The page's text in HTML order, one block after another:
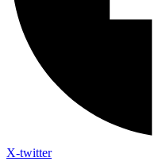
X-twitter